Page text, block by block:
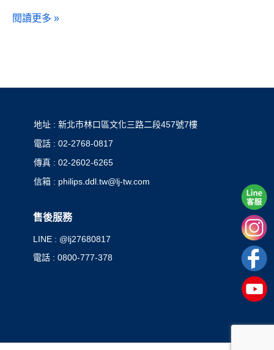
閱讀更多 »
地址 : 新北市林口區文化三路二段457號7樓
電話 : 02-2768-0817
傳真 : 02-2602-6265
信箱 : philips.ddl.tw@lj-tw.com
售後服務
LINE : @lj27680817
電話 : 0800-777-378